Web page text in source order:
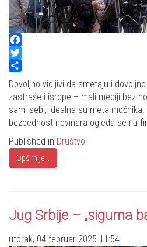
Facebook
Twitter
Share
Dovoljno vidljivi da smetaju i
zastraše i isrcpe – mali mediji bez
sami sebi, idealna su meta moćnika.
bezbednost novinara ogleda se i u
Published in Društvo
Opširnije...
Jug Srbije – „sigurna
utorak, 04 februar 2025 11:54